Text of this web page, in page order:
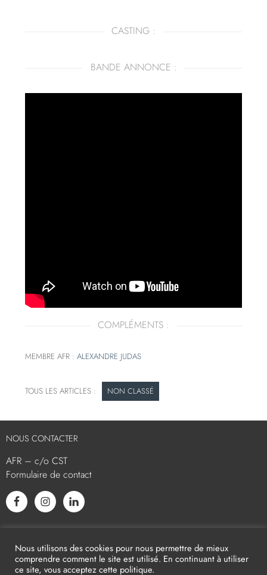
CASTING :
BANDE ANNONCE :
COMPLÉMENTS :
MEMBRE AFR :ALEXANDRE JUDAS
NON CLASSÉ
NOUS CONTACTER
AFR – c/o CST
Formulaire de contact
Nous utilisons des cookies pour nous permettre de mieux
comprendre comment le site est utilisé. En continuant à utiliser
ce site, vous acceptez cette politique.